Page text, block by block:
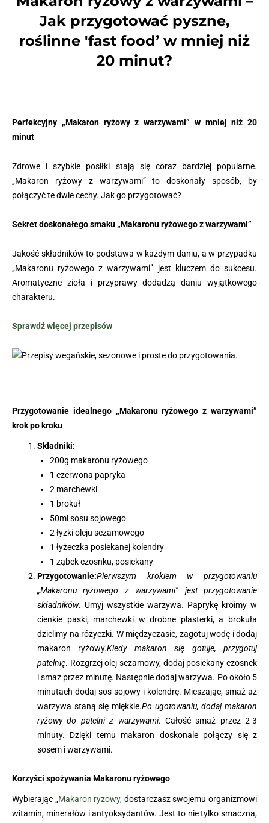
Jak przygotować pyszne,
roślinne 'fast food’ w mniej niż
20 minut?
Perfekcyjny „Makaron ryżowy z warzywami” w mniej niż 20
minut
Zdrowe i szybkie posiłki stają się coraz bardziej popularne.
„Makaron ryżowy z warzywami” to doskonały sposób, by
połączyć te dwie cechy. Jak go przygotować?
Sekret doskonałego smaku „Makaronu ryżowego z warzywami”
Jakość składników to podstawa w każdym daniu, a w przypadku
„Makaronu ryżowego z warzywami” jest kluczem do sukcesu.
Aromatyczne zioła i przyprawy dodadzą daniu wyjątkowego
charakteru.
Sprawdź więcej przepisów
Przygotowanie idealnego „Makaronu ryżowego z warzywami”
krok po kroku
Składniki:
200g makaronu ryżowego
1 czerwona papryka
2 marchewki
1 brokuł
50ml sosu sojowego
2 łyżki oleju sezamowego
1 łyżeczka posiekanej kolendry
1 ząbek czosnku, posiekany
Przygotowanie:Pierwszym krokiem w przygotowaniu
„Makaronu ryżowego z warzywami” jest przygotowanie
składników. Umyj wszystkie warzywa. Paprykę kroimy w
cienkie paski, marchewki w drobne plasterki, a brokuła
dzielimy na różyczki. W międzyczasie, zagotuj wodę i dodaj
makaron ryżowy.Kiedy makaron się gotuje, przygotuj
patelnię. Rozgrzej olej sezamowy, dodaj posiekany czosnek
i smaż przez minutę. Następnie dodaj warzywa. Po około 5
minutach dodaj sos sojowy i kolendrę. Mieszając, smaż aż
warzywa staną się miękkie.Po ugotowaniu, dodaj makaron
ryżowy do patelni z warzywami. Całość smaż przez 2-3
minuty. Dzięki temu makaron doskonale połączy się z
sosem i warzywami.
Korzyści spożywania Makaronu ryżowego
Wybierając „Makaron ryżowy, dostarczasz swojemu organizmowi
witamin, minerałów i antyoksydantów. Jest to nie tylko smaczna,